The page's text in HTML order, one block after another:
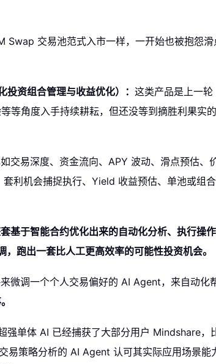
交易池范式入市一样，一开始也被抱怨滑
资组合管理与收益优化）： 这类产品是上一
等角度入手持续耕耘，但还没等到摘胜利果实
交易深度、资金流向、APY 波动、滑点预估、
利机会捕捉执行、Yield 收益预估、单池或组
于智能合约优化出来的自动化分析、执行操作
跑出一套比人工更高效率的可能性投资机会。
微调一个个人交易偏好的 AI Agent，来自动化
强单体 AI 已经捕获了大部分用户 Mindshare，
策略分析的 AI Agent 认可其实际应用场景能